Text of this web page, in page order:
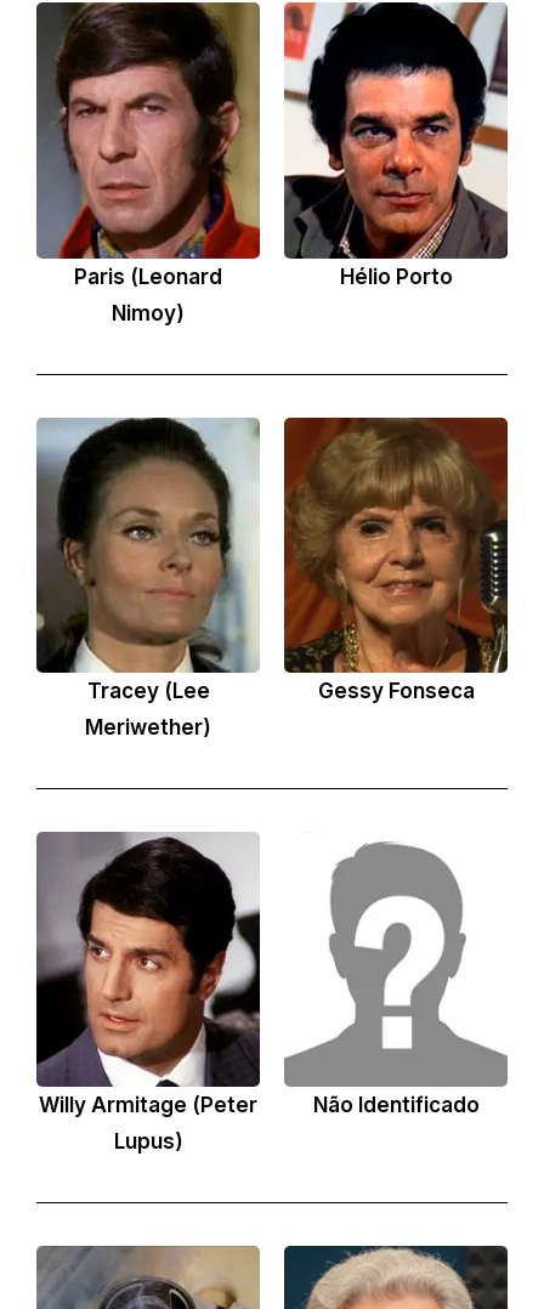
Paris (Leonard
Nimoy)
Hélio Porto
Tracey (Lee
Meriwether)
Gessy Fonseca
Willy Armitage (Peter
Lupus)
Não Identificado